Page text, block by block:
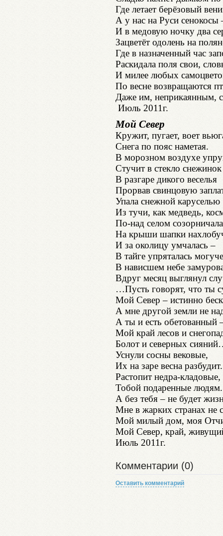
Где летает берёзовый
А у нас на Руси
И в медовую ночку два
Зацветёт одолень на
Где в назначенный час
Раскидала поля свои,
И милее любых
По весне возвращаются
Даже им, неприкаянным,
Июль 2011г.
Мой Север
Кружит, пугает, воет
Снега по пояс наметая.
В морозном воздухе
Стучит в стекло снежинок
В разгаре дикого веселья
Прорвав свинцовую
Упала снежной каруселью
Из тучи, как медведь,
По-над селом
На крыши шапки
И за околицу умчалась –
В тайге упряталась
В нависшем небе
Вдруг месяц выглянул
…Пусть говорят, что ты
Мой Север – истинно
А мне другой земли не
А ты и есть обетованный
Мой край лесов и
Болот и северных
Уснули сосны вековые,
Их на заре весна разбудит.
Растопит недра-кладовые,
Тобой подаренные людям.
А без тебя – не будет
Мне в жарких странах не
Мой милый дом, моя
Мой Север, край,
Июль 2011г.
Комментарии (0)
Оставить комментарий